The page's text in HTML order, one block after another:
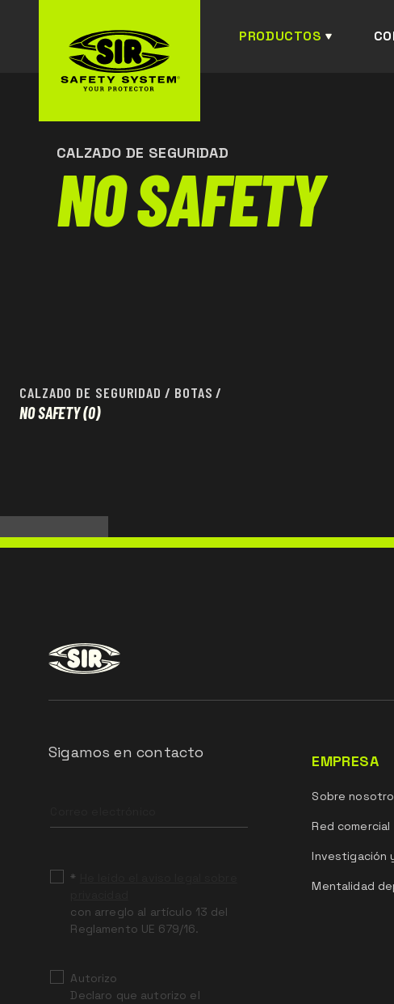
PRODUCTOS
CALZADO DE SEGURIDAD
NO SAFETY
CALZADO DE SEGURIDAD / BOTAS /
NO SAFETY(0)
Sigamos en contacto
field
*
con arreglo al artículo 13 del
Reglamento UE 679/16.
Autorizo
Declaro que autorizo el
EMPRESA
Sobre
Red comercial
Investigación
Mentalidad